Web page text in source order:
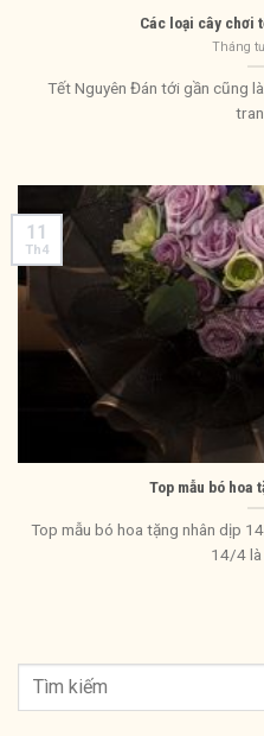
Các loại cây chơi
Tháng
Tết Nguyên Đán tới gần cũng
Top mẫu bó hoa
Top mẫu bó hoa tặng nhân dịp
14/4 là
11
Th4